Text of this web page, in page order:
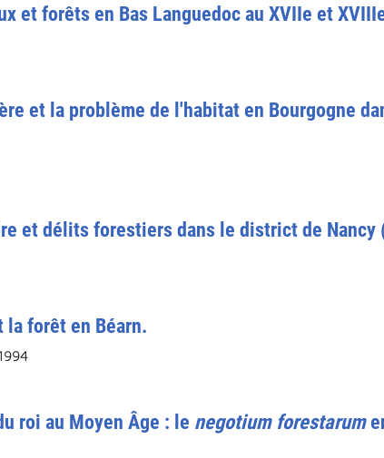
et forêts en Bas Languedoc au XVIIe et
et la problème de l'habitat en Bourgogne
et délits forestiers dans le district de
la forêt en Béarn.
roi au Moyen Âge : le negotium forestarum